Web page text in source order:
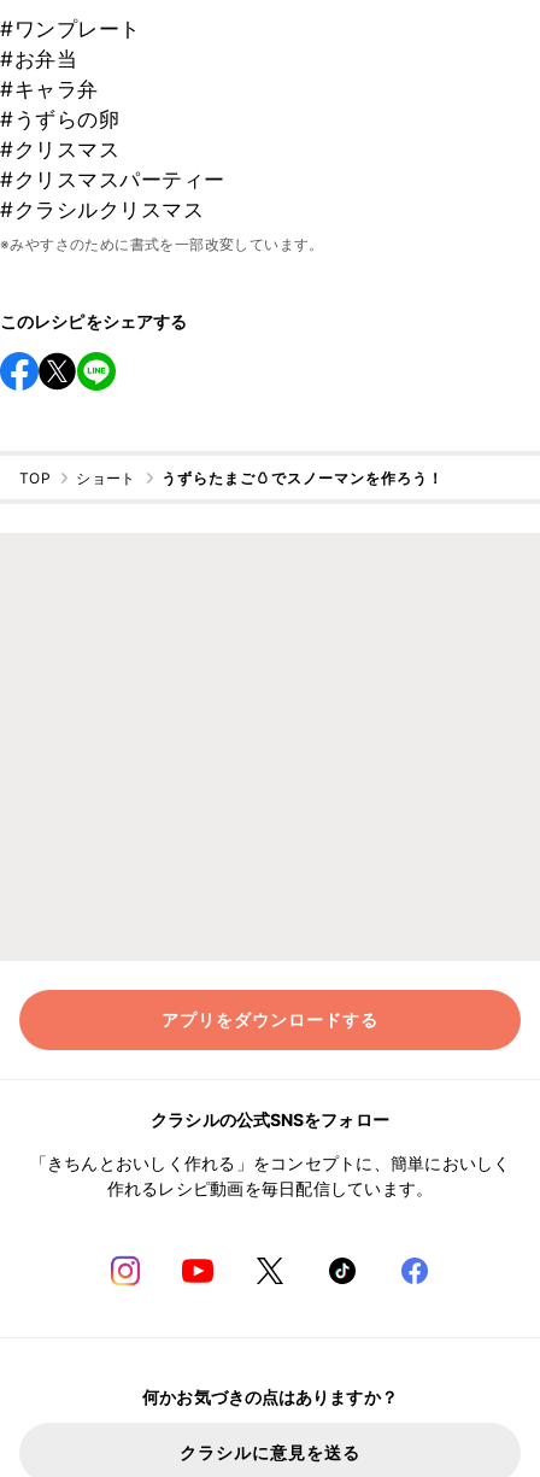
#ワンプレート
#お弁当
#キャラ弁
#うずらの卵
#クリスマス
#クリスマスパーティー
#クラシルクリスマス
※みやすさのために書式を一部改変しています。
このレシピをシェアする
TOP ショート うずらたまご🥚でスノーマンを作ろう！
アプリをダウンロードする
クラシルの公式SNSをフォロー
「きちんとおいしく作れる」をコンセプトに、簡単においしく
作れるレシピ動画を毎日配信しています。
何かお気づきの点はありますか？
クラシルに意見を送る